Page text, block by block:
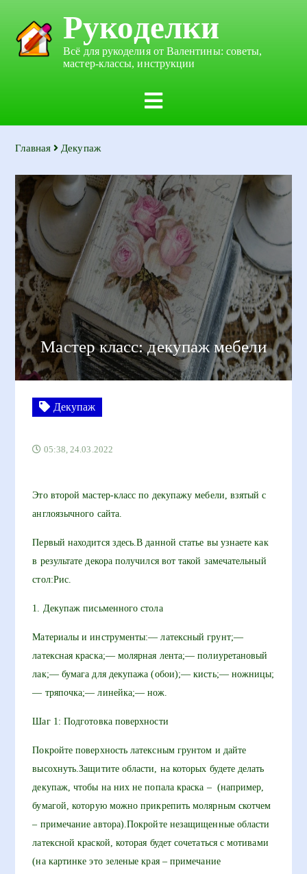
Рукоделки
Всё для рукоделия от Валентины: советы,
мастер-классы, инструкции
Главная Декупаж
Мастер класс: декупаж мебели
Декупаж
05:38, 24.03.2022
Это второй мастер-класс по декупажу мебели, взятый с
англоязычного сайта.
Первый находится здесь.В данной статье вы узнаете как
в результате декора получился вот такой замечательный
стол:Рис.
1. Декупаж письменного стола
Материалы и инструменты:— латексный грунт;—
латексная краска;— молярная лента;— полиуретановый
лак;— бумага для декупажа (обои);— кисть;— ножницы;
— тряпочка;— линейка;— нож.
Шаг 1: Подготовка поверхности
Покройте поверхность латексным грунтом и дайте
высохнуть.Защитите области, на которых будете делать
декупаж, чтобы на них не попала краска – (например,
бумагой, которую можно прикрепить молярным скотчем
– примечание автора).Покройте незащищенные области
латексной краской, которая будет сочетаться с мотивами
(на картинке это зеленые края – примечание